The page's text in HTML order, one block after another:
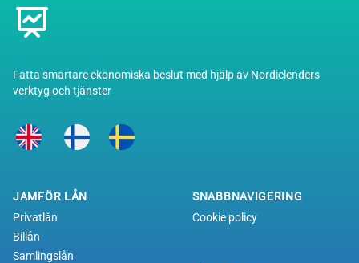
Fatta smartare ekonomiska beslut med hjälp av Nordiclenders
verktyg och tjänster
JAMFÖR LÅN
Privatlån
Billån
Samlingslån
SNABBNAVIGERING
Cookie policy